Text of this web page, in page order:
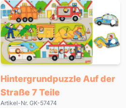
Hintergrundpuzzle Auf der
Straße 7 Teile
Artikel-Nr. GK-57474